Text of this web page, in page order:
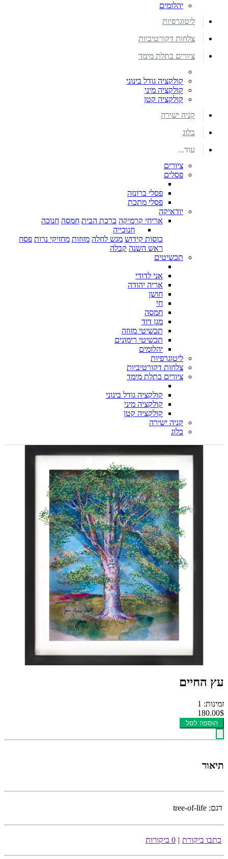
יהלומים
ליטוגרפיות
צלחות דקורטיביות
ציורים בתלת מימד
קולקציה גודל בינוני
קולקציה מיני
קולקציה קטן
קניה ישירה
בלוג
עוד...
ציורים
פסלים
פסלי ברונזה
פסלי מתכת
יודאיקה
אריחי קרמיקה ברכת הבית חמסה חנוכה
חנוכייה
כוסות קידוש מגש לחלה מזוזות מחזיקי נרות פסח
ראש השנה קבלה
תכשיטים
אני לדודי
אריה יהודה
חושן
חי
חמסה
מגן דוד
תכשיטי מזוזה
תכשיטי רימונים
יהלומים
ליטוגרפיות
צלחות דקורטיביות
ציורים בתלת מימד
קולקציה גודל בינוני
קולקציה מיני
קולקציה קטן
קניה ישירה
בלוג
עץ החיים
זמינות: 1
180.00$
הוספה לסל
תיאור
דגם: tree-of-life
כתבו ביקורת | 0 ביקורות